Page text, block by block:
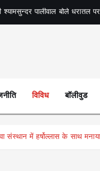
श्यामसुन्दर पालीवाल बोले धरातल
विविध बॉलीवुड
संस्थान में हर्षोल्लास के साथ मनाया